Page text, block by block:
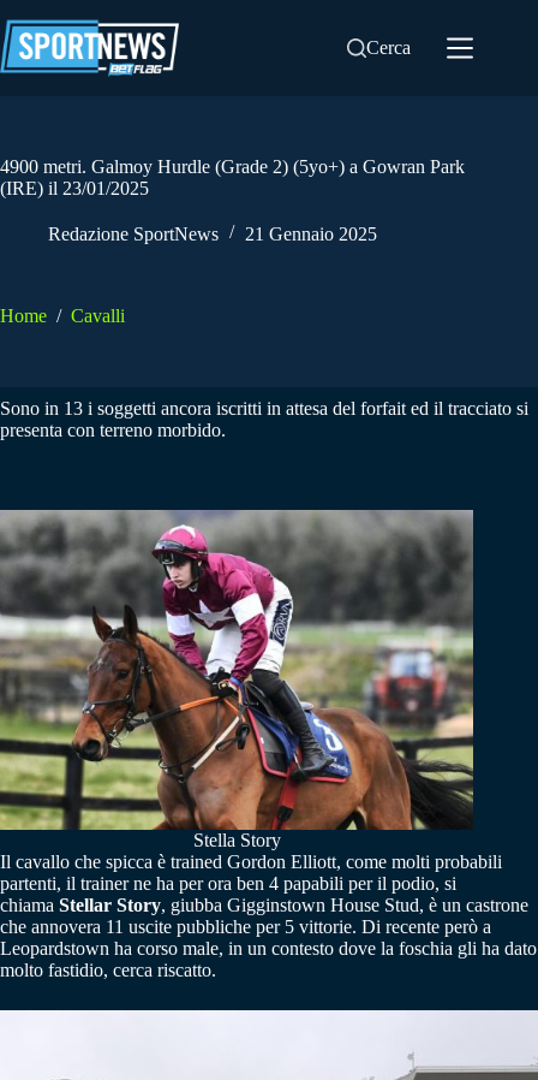
al
contenuto
Cerca
4900 metri. Galmoy Hurdle (Grade 2) (5yo+) a Gowran Park
(IRE) il 23/01/2025
Redazione SportNews 21 Gennaio 2025
Home / Cavalli
Sono in 13 i soggetti ancora iscritti in attesa del forfait ed il tracciato si
presenta con terreno morbido.
Stella Story
Il cavallo che spicca è trained Gordon Elliott, come molti probabili
partenti, il trainer ne ha per ora ben 4 papabili per il podio, si
chiama Stellar Story, giubba Gigginstown House Stud, è un castrone
che annovera 11 uscite pubbliche per 5 vittorie. Di recente però a
Leopardstown ha corso male, in un contesto dove la foschia gli ha dato
molto fastidio, cerca riscatto.